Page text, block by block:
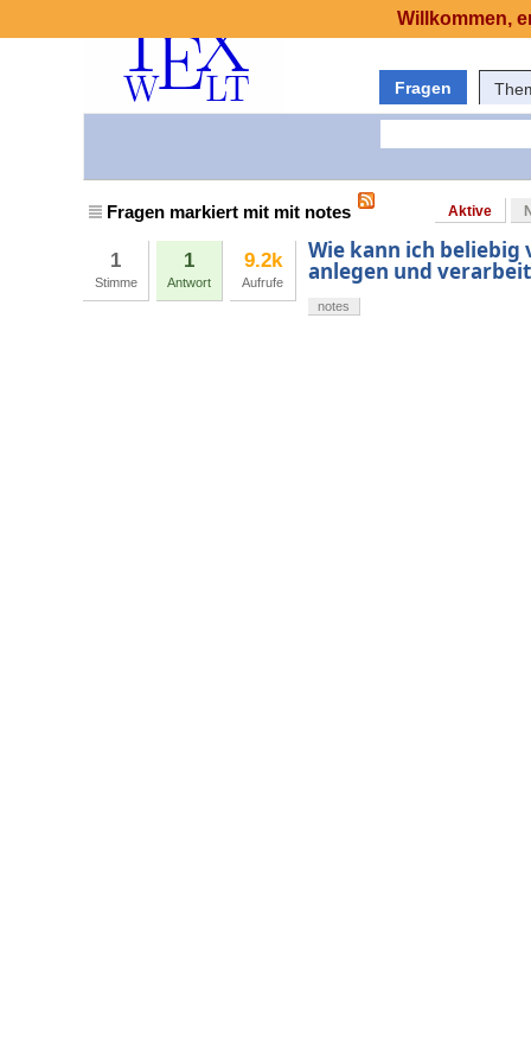
Fragen
Fragen markiert mit mit notes Aktive
1
Stimme
1
Antwort
9.2k
Aufrufe
Wie kann ich
anlegen und
notes
Willkommen,